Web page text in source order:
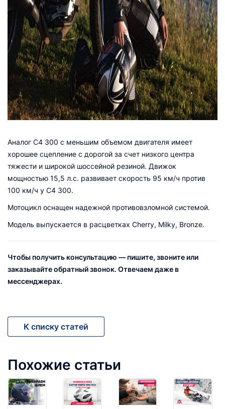
Аналог C4 300 с меньшим объемом двигателя имеет
хорошее сцепление с дорогой за счет низкого центра
тяжести и широкой шоссейной резиной. Движок
мощностью 15,5 л.с. развивает скорость 95 км/ч против
100 км/ч у C4 300.
Мотоцикл оснащен надежной противовзломной системой.
Модель выпускается в расцветках Cherry, Milky, Bronze.
Чтобы получить консультацию — пишите, звоните или
заказывайте обратный звонок. Отвечаем даже в
мессенджерах.
К списку статей
Похожие статьи